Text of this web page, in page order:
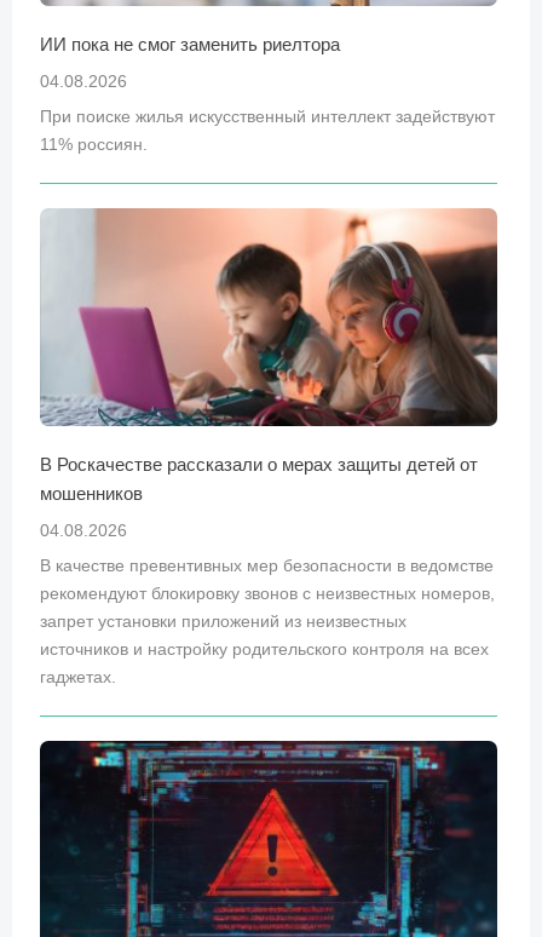
ИИ пока не смог заменить риелтора
04.08.2026
При поиске жилья искусственный интеллект задействуют
11% россиян.
В Роскачестве рассказали о мерах защиты детей от
мошенников
04.08.2026
В качестве превентивных мер безопасности в ведомстве
рекомендуют блокировку звонов с неизвестных номеров,
запрет установки приложений из неизвестных
источников и настройку родительского контроля на всех
гаджетах.